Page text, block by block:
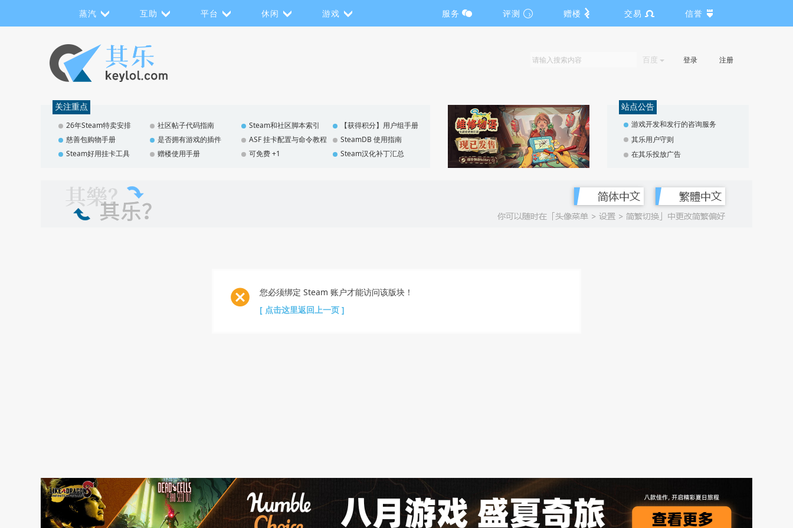
蒸汽 互助 平台 休闲 游戏 服务 评测 赠楼 交易 信誉
百度 登录 注册
关注重点
26年Steam特卖安排 社区帖子代码指南 Steam和社区脚本索引
【获得积分】用户组手册
慈善包购物手册
是否拥有游戏的插件 ASF 挂卡配置与命令教程
SteamDB 使用指南
Steam好用挂卡工具
赠楼使用手册 可免费 +1 Steam汉化补丁汇总
站点公告
游戏开发和发行的咨询服务
其乐用户守则
在其乐投放广告
您必须绑定 Steam 账户才能访问该版块！
[ 点击这里返回上一页 ]